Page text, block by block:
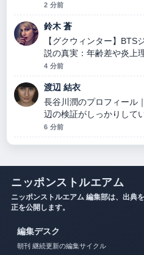
2 分前
鈴木 蒼
【グクウィンター】
説の真実：年齢差や炎上
は丁寧で、流れを追いや
4 分前
渡辺 結衣
長谷川潤のプロフィール
辺の検証がしっかりして
6 分前
ニッポンストルエアム
ニッポンストルエアム 編集部は、出典
正を公開します。
編集デスク
朝刊 継続更新の編集サイクル